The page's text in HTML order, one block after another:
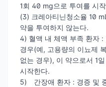
1회 40 mg으로 투여를 시
(3) 크레아티닌청소율 10
약을 투여하지 않는다.
4) 혈액 내 체액 부족 환자 :
경우(예, 고용량의 이뇨제
없는 경우), 이 약으로서 1
시작한다.
5) 간장애 환자 : 경증 및